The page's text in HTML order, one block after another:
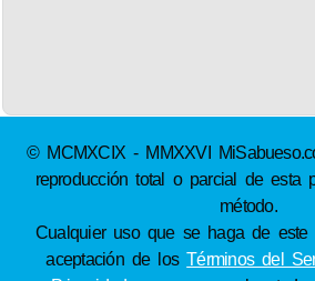
© MCMXCIX - MMXXVI
reproducción total o parcial de esta
método.
Cualquier uso que se haga de este
aceptación de losTérminos del